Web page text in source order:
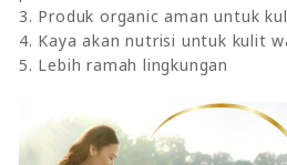
3. Produk organic aman untuk
4. Kaya akan nutrisi untuk kulit
5. Lebih ramah lingkungan